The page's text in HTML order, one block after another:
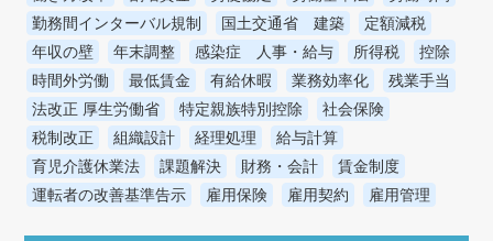
勤務間インターバル規制
国土交通省 建築
定額減税
年収の壁
年末調整 感染症 人事・給与 所得税
控除
時間外労働
最低賃金 有給休暇 業務効率化
残業手当
法改正 厚生労働省
特定親族特別控除
社会保険
税制改正
組織設計 経理処理
給与計算
育児介護休業法
課題解決 財務・会計
賃金制度
運転者の改善基準告示
雇用保険 雇用契約 雇用管理